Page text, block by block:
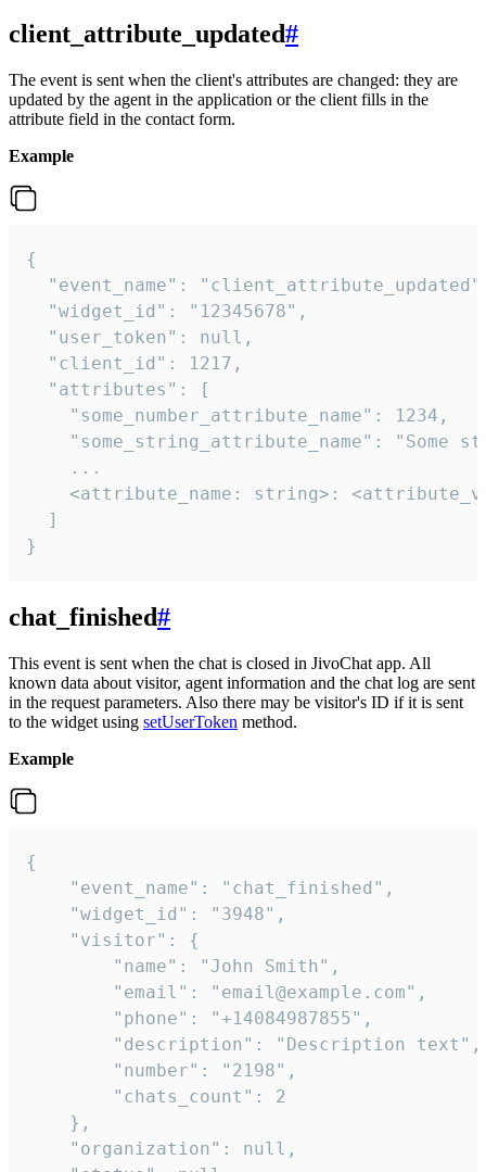
client_attribute_updated#
The event is sent when the client's attributes are changed: they are
updated by the agent in the application or the client fills in the
attribute field in the contact form.
Example
{
"event_name":
  "widget_id": "12345678",
  "user_token": null,
  "client_id": 1217,
  "attributes": [
    "some_number_attribute_name": 1234,
"some_string_attribute_name": "Some
    ...
<attribute_name: string>:
  ]
}
chat_finished#
This event is sent when the chat is closed in JivoChat app. All
known data about visitor, agent information and the chat log are sent
in the request parameters. Also there may be visitor's ID if it is sent
to the widget using setUserToken method.
Example
{
    "event_name": "chat_finished",
    "widget_id": "3948",
    "visitor": {
        "name": "John Smith",
        "email": "email@example.com",
        "phone": "+14084987855",
        "description": "Description text",
        "number": "2198",
        "chats_count": 2
    },
    "organization": null,